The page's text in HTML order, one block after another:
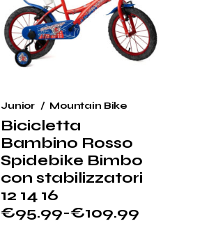
Bicicletta
Bambino Rosso
Spidebike Bimbo
con stabilizzatori
12 14 16
€95.99-€109.99
Fascia
Junior Mountain Bike